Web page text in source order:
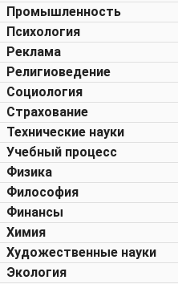
Промышленность
Психология
Реклама
Религиоведение
Социология
Страхование
Технические науки
Учебный процесс
Физика
Философия
Финансы
Химия
Художественные науки
Экология